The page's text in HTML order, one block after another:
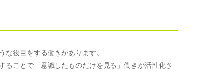
役目をする働きがあります。
ことで「意識したものだけを見る」働きが活性化さ